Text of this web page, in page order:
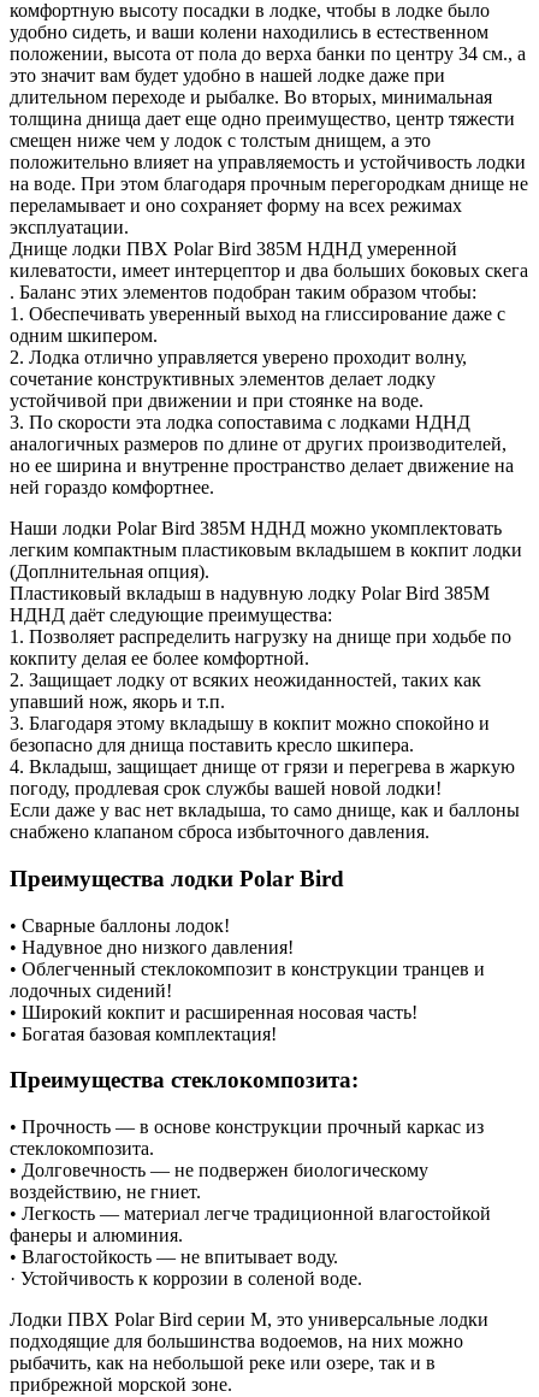
комфортную высоту посадки в лодке, чтобы в лодке было
удобно сидеть, и ваши колени находились в естественном
положении, высота от пола до верха банки по центру 34 см., а
это значит вам будет удобно в нашей лодке даже при
длительном переходе и рыбалке. Во вторых, минимальная
толщина днища дает еще одно преимущество, центр тяжести
смещен ниже чем у лодок с толстым днищем, а это
положительно влияет на управляемость и устойчивость лодки
на воде. При этом благодаря прочным перегородкам днище не
переламывает и оно сохраняет форму на всех режимах
эксплуатации.
Днище лодки ПВХ Polar Bird 385M НДНД умеренной
килеватости, имеет интерцептор и два больших боковых скега
. Баланс этих элементов подобран таким образом чтобы:
1. Обеспечивать уверенный выход на глиссирование даже с
одним шкипером.
2. Лодка отлично управляется уверено проходит волну,
сочетание конструктивных элементов делает лодку
устойчивой при движении и при стоянке на воде.
3. По скорости эта лодка сопоставима с лодками НДНД
аналогичных размеров по длине от других производителей,
но ее ширина и внутренне пространство делает движение на
ней гораздо комфортнее.
Наши лодки Polar Bird 385M НДНД можно укомплектовать
легким компактным пластиковым вкладышем в кокпит лодки
(Доплнительная опция).
Пластиковый вкладыш в надувную лодку Polar Bird 385M
НДНД даёт следующие преимущества:
1. Позволяет распределить нагрузку на днище при ходьбе по
кокпиту делая ее более комфортной.
2. Защищает лодку от всяких неожиданностей, таких как
упавший нож, якорь и т.п.
3. Благодаря этому вкладышу в кокпит можно спокойно и
безопасно для днища поставить кресло шкипера.
4. Вкладыш, защищает днище от грязи и перегрева в жаркую
погоду, продлевая срок службы вашей новой лодки!
Если даже у вас нет вкладыша, то само днище, как и баллоны
снабжено клапаном сброса избыточного давления.
Преимущества лодки Polar Bird
• Сварные баллоны лодок!
• Надувное дно низкого давления!
• Облегченный стеклокомпозит в конструкции транцев и
лодочных сидений!
• Широкий кокпит и расширенная носовая часть!
• Богатая базовая комплектация!
Преимущества стеклокомпозита:
• Прочность — в основе конструкции прочный каркас из
стеклокомпозита.
• Долговечность — не подвержен биологическому
воздействию, не гниет.
• Легкость — материал легче традиционной влагостойкой
фанеры и алюминия.
• Влагостойкость — не впитывает воду.
· Устойчивость к коррозии в соленой воде.
Лодки ПВХ Polar Bird серии М, это универсальные лодки
подходящие для большинства водоемов, на них можно
рыбачить, как на небольшой реке или озере, так и в
прибрежной морской зоне.